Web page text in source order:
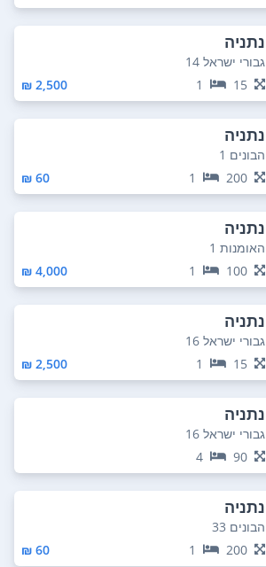
נתניה
גבורי ישראל 14
15
1
2,500 ₪
נתניה
הבונים 1
200
1
60 ₪
נתניה
האומנות 1
100
1
4,000 ₪
נתניה
גבורי ישראל 16
15
1
2,500 ₪
נתניה
גבורי ישראל 16
90
4
נתניה
הבונים 33
200
1
60 ₪